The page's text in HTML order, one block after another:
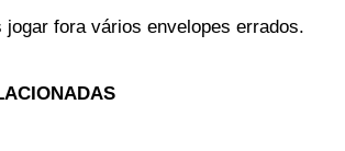
jogar fora vários envelopes errados.